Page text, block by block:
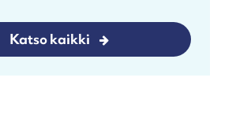
Katso kaikki